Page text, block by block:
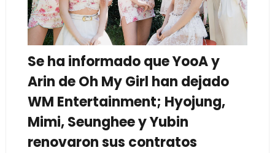
Se ha informado que YooA y
Arin de Oh My Girl han dejado
WM Entertainment; Hyojung,
Mimi, Seunghee y Yubin
renovaron sus contratos